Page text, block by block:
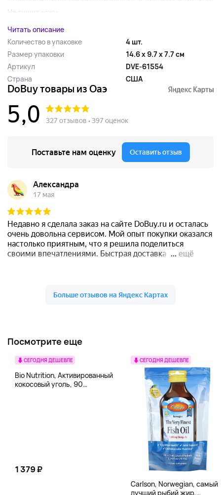
Не сушит кожу,...
Читать описание
Количество в упаковке
4 шт.
Размер упаковки
14.6 x 9.7 x 7.7 см
Артикул
DVE-61554
Страна
США
Посмотрите еще
СЕГОДНЯ ДЕШЕВЛЕ
Bio Nutrition, Активированный
кокосовый уголь, 90
1 379 ₽
СЕГОДНЯ ДЕШЕВЛЕ
Carlson, Norwegian, самый
лучший рыбий жир,